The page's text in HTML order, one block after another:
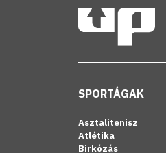
SPORTÁGAK
Asztalitenisz
Atlétika
Birkózás